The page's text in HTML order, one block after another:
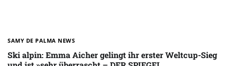
SAMY DE PALMA NEWS
Ski alpin: Emma Aicher gelingt ihr erster Weltcup-Sieg